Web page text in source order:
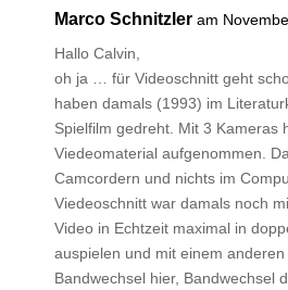
Marco Schnitzler am
Hallo Calvin,
oh ja … für Videoschnitt geht
haben damals (1993) im
Spielfilm gedreht. Mit 3 Kameras
Viedeomaterial aufgenommen.
Camcordern und nichts im
Viedeoschnitt war damals noch
Video in Echtzeit maximal in
auspielen und mit einem anderen
Bandwechsel hier, Bandwechsel